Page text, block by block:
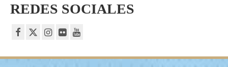
REDES SOCIALES